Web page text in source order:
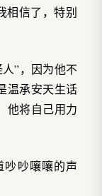
相信了，特别
”，因为他不
温承安天生话
他将自己用力
吵吵嚷嚷的声